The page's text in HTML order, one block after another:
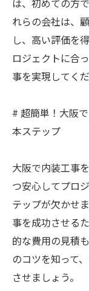
は、初めての方
れらの会社は、
し、高い評価を
ロジェクトに合
事を実現してくだ
# 超簡単！大阪
本ステップ
大阪で内装工事
つ安心してプロ
テップが欠かせ
事を成功させる
的な費用の見積
のコツを知って
させましょう。